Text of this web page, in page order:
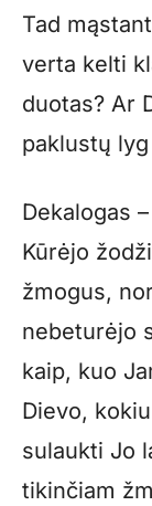
Tad
verta kelti
duotas? Ar
paklustų
Dekalogas
Kūrėjo
žmogus,
nebeturėjo
kaip, kuo
Dievo,
sulaukti Jo
tikinčiam